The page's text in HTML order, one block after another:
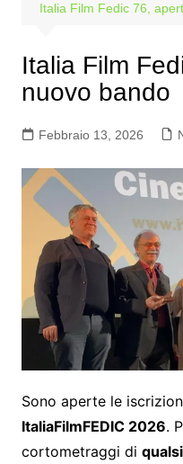
Italia Film Fedic 76,
Italia Film
nuovo bando
Febbraio 13, 2026
Sono aperte le
ItaliaFilmFEDIC 2026.
cortometraggi di